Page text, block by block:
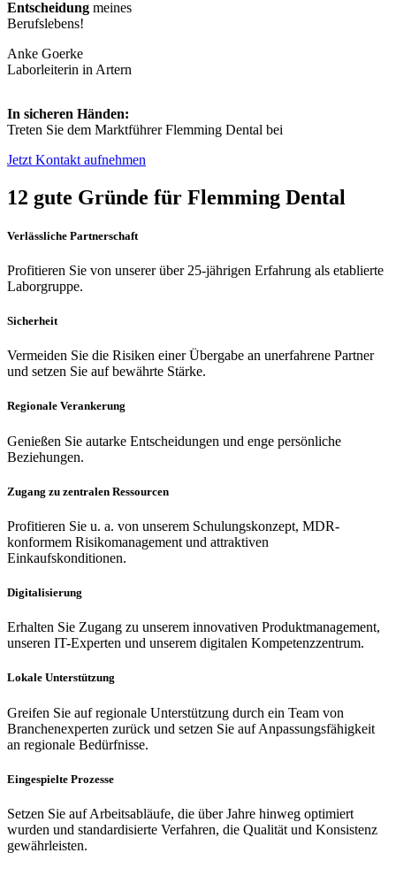
Entscheidung meines
Berufslebens!
Anke Goerke
Laborleiterin in Artern
In sicheren Händen:
Treten Sie dem Marktführer Flemming Dental bei
Jetzt Kontakt aufnehmen
12 gute Gründe für Flemming Dental
Verlässliche Partnerschaft
Profitieren Sie von unserer über 25-jährigen Erfahrung als etablierte
Laborgruppe.
Sicherheit
Vermeiden Sie die Risiken einer Übergabe an unerfahrene Partner
und setzen Sie auf bewährte Stärke.
Regionale Verankerung
Genießen Sie autarke Entscheidungen und enge persönliche
Beziehungen.
Zugang zu zentralen Ressourcen
Profitieren Sie u. a. von unserem Schulungskonzept, MDR-
konformem Risikomanagement und attraktiven
Einkaufskonditionen.
Digitalisierung
Erhalten Sie Zugang zu unserem innovativen Produktmanagement,
unseren IT-Experten und unserem digitalen Kompetenzzentrum.
Lokale Unterstützung
Greifen Sie auf regionale Unterstützung durch ein Team von
Branchenexperten zurück und setzen Sie auf Anpassungsfähigkeit
an regionale Bedürfnisse.
Eingespielte Prozesse
Setzen Sie auf Arbeitsabläufe, die über Jahre hinweg optimiert
wurden und standardisierte Verfahren, die Qualität und Konsistenz
gewährleisten.